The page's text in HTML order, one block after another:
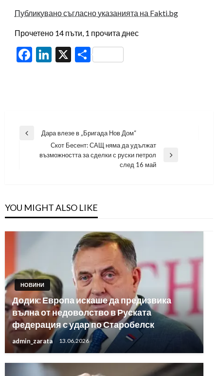
Публикувано съгласно указанията на Fakti.bg
Прочетено 14 пъти, 1 прочита днес
Facebook
LinkedIn
X Share
Навигация
Previous
Дара влезе в „Бригада Нов Дом“
Next
Скот Бесент: САЩ няма да удължат
възможността за сделки с руски петрол
след 16 май
YOU MIGHT ALSO LIKE
НОВИНИ
Додик: Европа искаше да предизвика
вълна от недоволство в Руската
федерация с удар по Старобелск
admin_zarata 13.06.2026